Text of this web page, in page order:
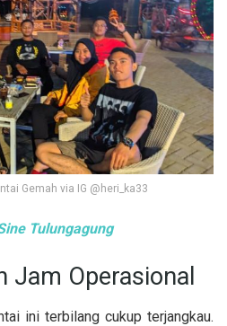
Gemah via IG @heri_ka33
Tulungagung
Jam Operasional
ini terbilang cukup terjangkau.